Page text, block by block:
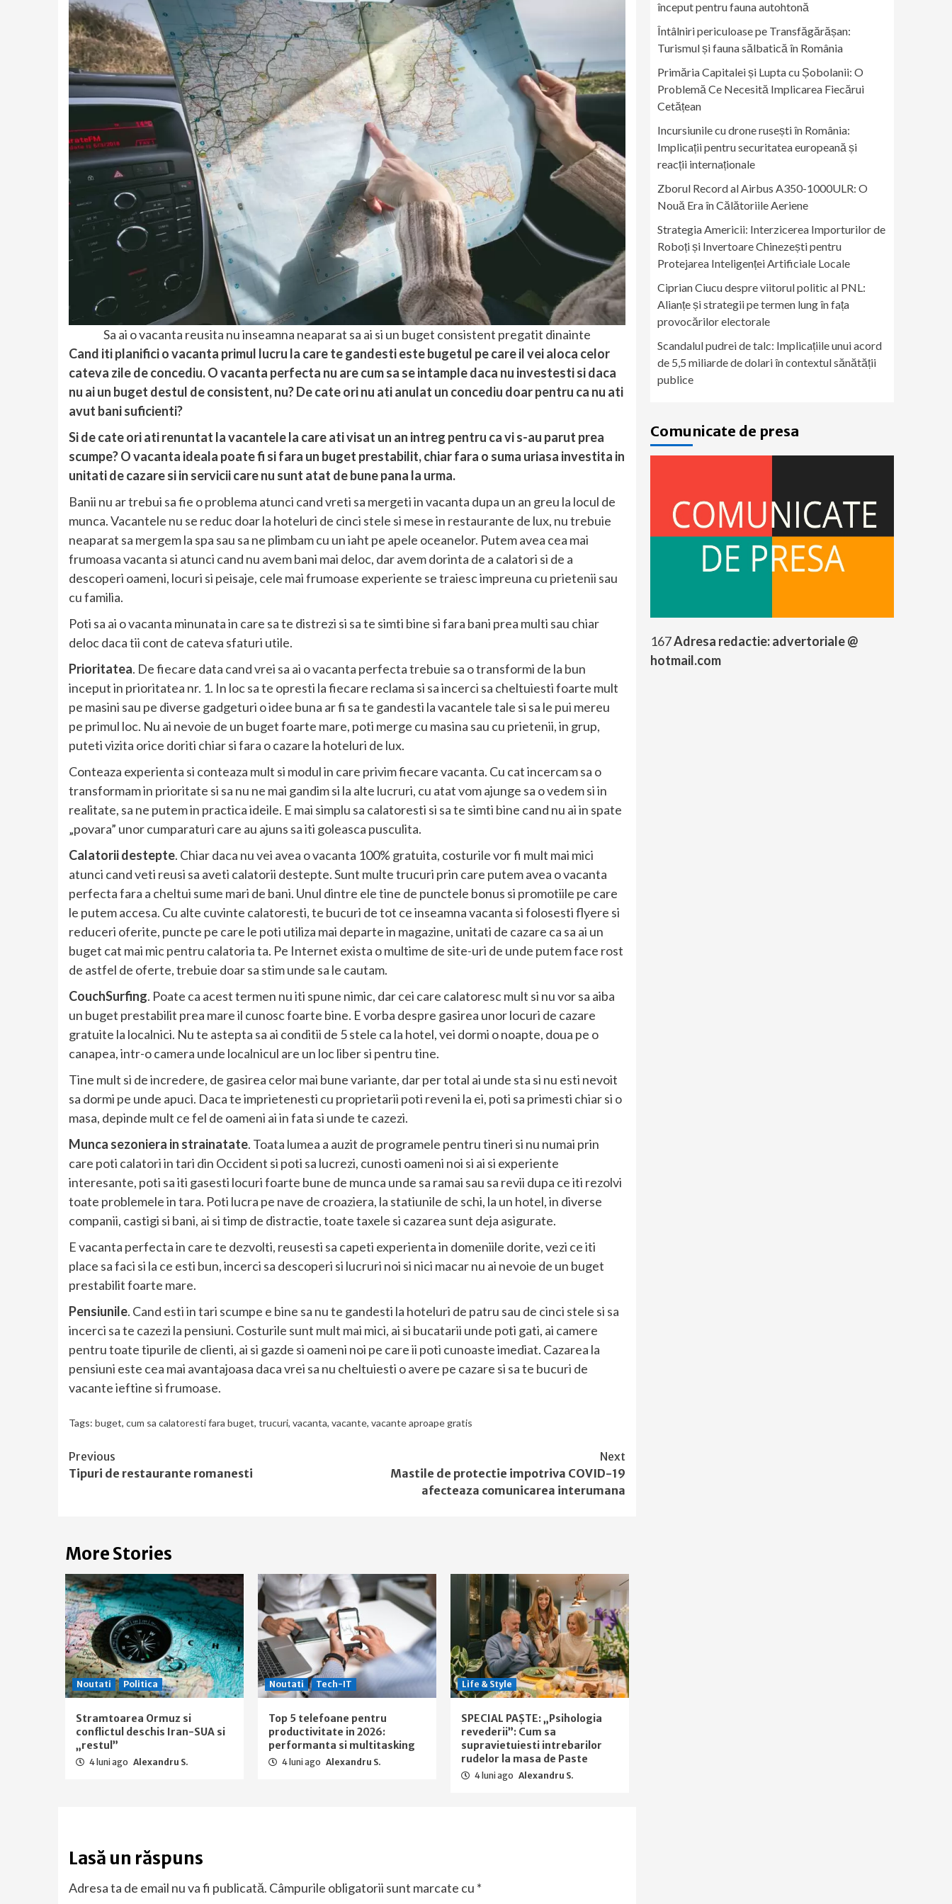
Sa ai o vacanta reusita nu inseamna neaparat sa ai si un buget consistent pregatit dinainte
Cand iti planifici o vacanta primul lucru la care te gandesti este bugetul pe care il vei aloca celor
cateva zile de concediu. O vacanta perfecta nu are cum sa se intample daca nu investesti si daca
nu ai un buget destul de consistent, nu? De cate ori nu ati anulat un concediu doar pentru ca nu ati
avut bani suficienti?
Si de cate ori ati renuntat la vacantele la care ati visat un an intreg pentru ca vi s-au parut prea
scumpe? O vacanta ideala poate fi si fara un buget prestabilit, chiar fara o suma uriasa investita in
unitati de cazare si in servicii care nu sunt atat de bune pana la urma.
Banii nu ar trebui sa fie o problema atunci cand vreti sa mergeti in vacanta dupa un an greu la locul de
munca. Vacantele nu se reduc doar la hoteluri de cinci stele si mese in restaurante de lux, nu trebuie
neaparat sa mergem la spa sau sa ne plimbam cu un iaht pe apele oceanelor. Putem avea cea mai
frumoasa vacanta si atunci cand nu avem bani mai deloc, dar avem dorinta de a calatori si de a
descoperi oameni, locuri si peisaje, cele mai frumoase experiente se traiesc impreuna cu prietenii sau
cu familia.
Poti sa ai o vacanta minunata in care sa te distrezi si sa te simti bine si fara bani prea multi sau chiar
deloc daca tii cont de cateva sfaturi utile.
Prioritatea. De fiecare data cand vrei sa ai o vacanta perfecta trebuie sa o transformi de la bun
inceput in prioritatea nr. 1. In loc sa te opresti la fiecare reclama si sa incerci sa cheltuiesti foarte mult
pe masini sau pe diverse gadgeturi o idee buna ar fi sa te gandesti la vacantele tale si sa le pui mereu
pe primul loc. Nu ai nevoie de un buget foarte mare, poti merge cu masina sau cu prietenii, in grup,
puteti vizita orice doriti chiar si fara o cazare la hoteluri de lux.
Conteaza experienta si conteaza mult si modul in care privim fiecare vacanta. Cu cat incercam sa o
transformam in prioritate si sa nu ne mai gandim si la alte lucruri, cu atat vom ajunge sa o vedem si in
realitate, sa ne putem in practica ideile. E mai simplu sa calatoresti si sa te simti bine cand nu ai in spate
„povara” unor cumparaturi care au ajuns sa iti goleasca pusculita.
Calatorii destepte. Chiar daca nu vei avea o vacanta 100% gratuita, costurile vor fi mult mai mici
atunci cand veti reusi sa aveti calatorii destepte. Sunt multe trucuri prin care putem avea o vacanta
perfecta fara a cheltui sume mari de bani. Unul dintre ele tine de punctele bonus si promotiile pe care
le putem accesa. Cu alte cuvinte calatoresti, te bucuri de tot ce inseamna vacanta si folosesti flyere si
reduceri oferite, puncte pe care le poti utiliza mai departe in magazine, unitati de cazare ca sa ai un
buget cat mai mic pentru calatoria ta. Pe Internet exista o multime de site-uri de unde putem face rost
de astfel de oferte, trebuie doar sa stim unde sa le cautam.
CouchSurfing. Poate ca acest termen nu iti spune nimic, dar cei care calatoresc mult si nu vor sa aiba
un buget prestabilit prea mare il cunosc foarte bine. E vorba despre gasirea unor locuri de cazare
gratuite la localnici. Nu te astepta sa ai conditii de 5 stele ca la hotel, vei dormi o noapte, doua pe o
canapea, intr-o camera unde localnicul are un loc liber si pentru tine.
Tine mult si de incredere, de gasirea celor mai bune variante, dar per total ai unde sta si nu esti nevoit
sa dormi pe unde apuci. Daca te imprietenesti cu proprietarii poti reveni la ei, poti sa primesti chiar si o
masa, depinde mult ce fel de oameni ai in fata si unde te cazezi.
Munca sezoniera in strainatate. Toata lumea a auzit de programele pentru tineri si nu numai prin
care poti calatori in tari din Occident si poti sa lucrezi, cunosti oameni noi si ai si experiente
interesante, poti sa iti gasesti locuri foarte bune de munca unde sa ramai sau sa revii dupa ce iti rezolvi
toate problemele in tara. Poti lucra pe nave de croaziera, la statiunile de schi, la un hotel, in diverse
companii, castigi si bani, ai si timp de distractie, toate taxele si cazarea sunt deja asigurate.
E vacanta perfecta in care te dezvolti, reusesti sa capeti experienta in domeniile dorite, vezi ce iti
place sa faci si la ce esti bun, incerci sa descoperi si lucruri noi si nici macar nu ai nevoie de un buget
prestabilit foarte mare.
Pensiunile. Cand esti in tari scumpe e bine sa nu te gandesti la hoteluri de patru sau de cinci stele si sa
incerci sa te cazezi la pensiuni. Costurile sunt mult mai mici, ai si bucatarii unde poti gati, ai camere
pentru toate tipurile de clienti, ai si gazde si oameni noi pe care ii poti cunoaste imediat. Cazarea la
pensiuni este cea mai avantajoasa daca vrei sa nu cheltuiesti o avere pe cazare si sa te bucuri de
vacante ieftine si frumoase.
Tags: buget, cum sa calatoresti fara buget, trucuri, vacanta, vacante, vacante aproape gratis
Continue
Reading
Previous
Tipuri de restaurante romanesti
Next
Mastile de protectie impotriva COVID-19
afecteaza comunicarea interumana
More Stories
Noutati Politica
Stramtoarea Ormuz si
conflictul deschis Iran-SUA si
„restul”
4 luni ago Alexandru S.
Noutati Tech-IT
Top 5 telefoane pentru
productivitate in 2026:
performanta si multitasking
4 luni ago Alexandru S.
Life & Style
SPECIAL PAŞTE: „Psihologia
revederii”: Cum sa
supravietuiesti intrebarilor
rudelor la masa de Paste
4 luni ago Alexandru S.
Lasă un răspuns
Adresa ta de email nu va fi publicată. Câmpurile obligatorii sunt marcate cu *
început pentru fauna autohtonă
Întâlniri periculoase pe Transfăgărășan:
Turismul și fauna sălbatică în România
Primăria Capitalei și Lupta cu Șobolanii: O
Problemă Ce Necesită Implicarea Fiecărui
Cetățean
Incursiunile cu drone rusești în România:
Implicații pentru securitatea europeană și
reacții internaționale
Zborul Record al Airbus A350-1000ULR: O
Nouă Era în Călătoriile Aeriene
Strategia Americii: Interzicerea Importurilor de
Roboți și Invertoare Chinezești pentru
Protejarea Inteligenței Artificiale Locale
Ciprian Ciucu despre viitorul politic al PNL:
Alianțe și strategii pe termen lung în fața
provocărilor electorale
Scandalul pudrei de talc: Implicațiile unui acord
de 5,5 miliarde de dolari în contextul sănătății
publice
Comunicate de presa
167Adresa redactie: advertoriale @
hotmail.com